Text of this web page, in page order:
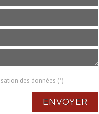
des données (*)
ENVOYER